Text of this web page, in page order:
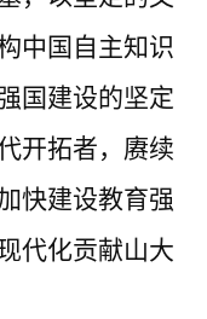
中国自主知识
国建设的坚定
开拓者，赓续
快建设教育强
代化贡献山大